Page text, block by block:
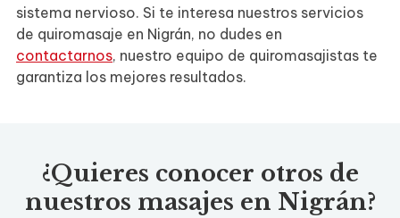
sistema nervioso. Si te interesa nuestros servicios
de quiromasaje en Nigrán, no dudes en
contactarnos, nuestro equipo de quiromasajistas te
garantiza los mejores resultados.
¿Quieres conocer otros de
nuestros masajes en Nigrán?